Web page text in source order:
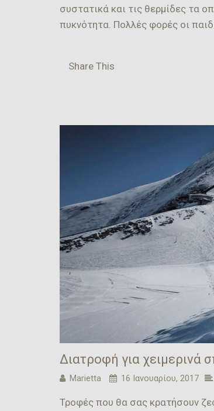
συστατικά και τις θερμίδες τα
πυκνότητα. Πολλές φορές οι
Share This
Διατροφή για χειμερινά
Marietta 16 Ιανουαρίου, 2017
Τροφές που θα σας κρατήσουν